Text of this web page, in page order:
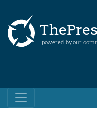
powered by our